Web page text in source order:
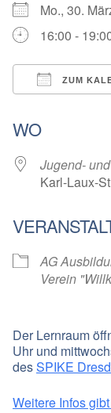
Mo., 30.
16:00 -
ZUM
WO
Jugend-
Karl-Laux-
AG
Verein
Der Lernraum
Uhr und
desSPIKE
Weitere Infos